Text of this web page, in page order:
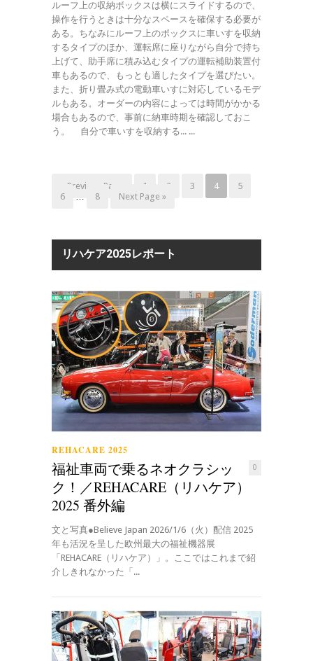
ルーフ上の収納ボックスは横にスライドするので、
操作を行うときは十分なスペースを確保する必要が
ある。ちなみにルーフ上のボックスに車いすを収納
するタイプのほか、運転席に座りながら自分で持ち
上げて、助手席に積み込むタイプの運転補助装置付
車もあるので、もっとも適したタイプを選びたい。
また、折り畳み式の電動車いすに対応しているモデ
ルもある。オーダーの内容によっては時間がかかる
場合もあるので、事前に納車時期を確認しておこ
う。 自分で車いすを収納する... ...
« Previous Page 1 2 3 4
5
6
… 8 Next Page »
リハケア2025レポート
REHACARE 2025
0
福祉車両で乗るネオクラシッ
ク！／REHACARE（リハケア）
2025 番外編
文と写真●Believe Japan 2026/1/6（火）配信 2025
年も活況を呈した欧州最大の福祉機器展
「REHACARE（リハケア）」。ここではこれまで紹
介しきれなかった「...